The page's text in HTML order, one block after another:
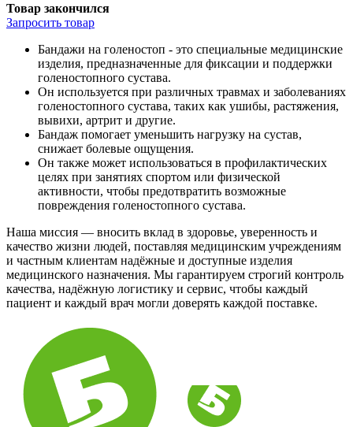
Товар закончился
Запросить товар
Бандажи на голеностоп - это специальные медицинские
изделия, предназначенные для фиксации и поддержки
голеностопного сустава.
Он используется при различных травмах и заболеваниях
голеностопного сустава, таких как ушибы, растяжения,
вывихи, артрит и другие.
Бандаж помогает уменьшить нагрузку на сустав,
снижает болевые ощущения.
Он также может использоваться в профилактических
целях при занятиях спортом или физической
активности, чтобы предотвратить возможные
повреждения голеностопного сустава.
Наша миссия — вносить вклад в здоровье, уверенность и
качество жизни людей, поставляя медицинским учреждениям
и частным клиентам надёжные и доступные изделия
медицинского назначения. Мы гарантируем строгий контроль
качества, надёжную логистику и сервис, чтобы каждый
пациент и каждый врач могли доверять каждой поставке.